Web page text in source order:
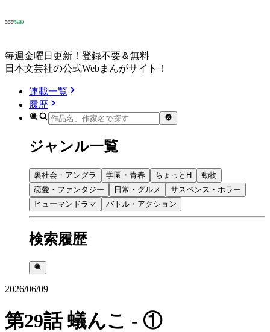
毎週金曜日更新！登録不要＆無料
日本文芸社の公式Webまんがサイト！
連載一覧
履歴
ジャンル一覧
裏社会・アングラ 学園・青春 ちょっとH
動物
恋愛・ファンタジー
日常・グルメ
サスペンス・ホラー
ヒューマンドラマ
バトル・アクション
検索履歴
2026/06/09
第29話 蟻んこ - ①